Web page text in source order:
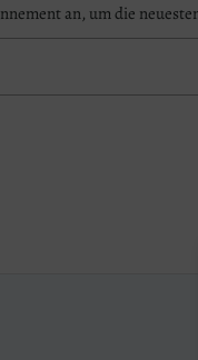
an, um die